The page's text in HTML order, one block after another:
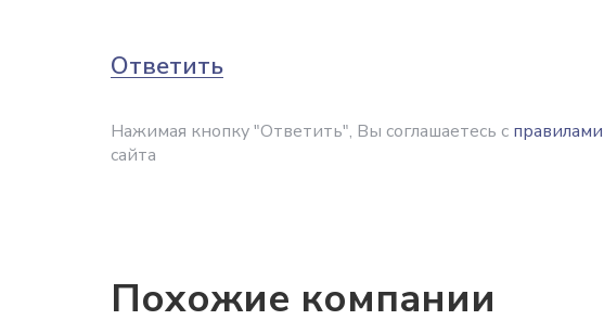
Ответить
Нажимая кнопку "Ответить", Вы соглашаетесь с правилами
сайта
Похожие компании